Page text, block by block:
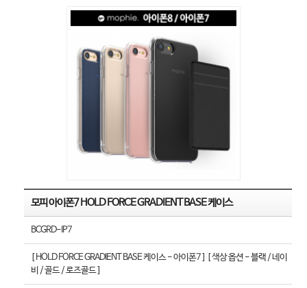
모피 아이폰7 HOLD FORCE GRADIENT BASE 케이스
BCGRD-IP7
[ HOLD FORCE GRADIENT BASE 케이스 - 아이폰7 ] [ 색상 옵션 - 블랙 / 네이
비 / 골드 / 로즈골드 ]